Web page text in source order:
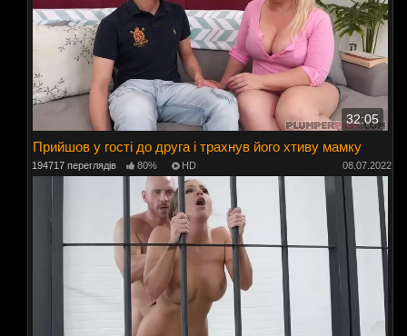
32:05
Прийшов у гості до друга і трахнув його хтиву мамку
194717 переглядів 80% HD 08.07.2022